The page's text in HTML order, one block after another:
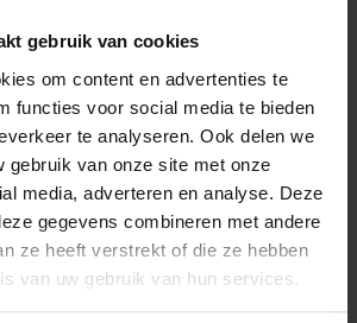
gebruik van cookies
om content en advertenties te
functies voor social media te bieden
te analyseren. Ook delen we
gebruik van onze site met onze
media, adverteren en analyse. Deze
gegevens combineren met andere
ze heeft verstrekt of die ze hebben
van uw gebruik van hun services.
Verzenden
informatie
en hygiëne